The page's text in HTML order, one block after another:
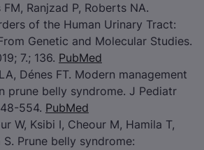
Ranjzad P, Roberts NA.
of the Human Urinary Tract:
Genetic and Molecular Studies.
7.; 136. PubMed
Dénes FT. Modern management
prune belly syndrome. J Pediatr
554. PubMed
W, Ksibi I, Cheour M, Hamila T,
S. Prune belly syndrome: